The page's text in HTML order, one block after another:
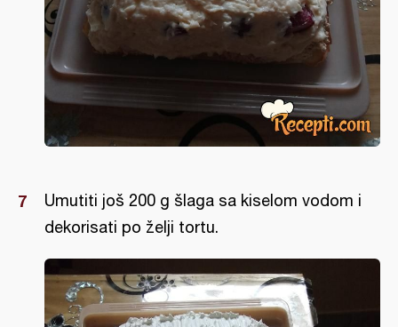
Umutiti još 200 g šlaga sa kiselom vodom i
dekorisati po želji tortu.